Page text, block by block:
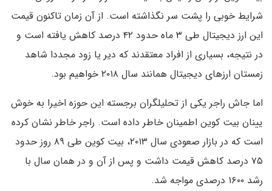
شرایط خوبی را پشت سر نگذاشته است. از آن زمان تاکنون قیمت
این ارز دیجیتال طی ۳ ماه حدود ۴۲ درصد کاهش یافته است و
در نتیجه، بسیاری از افراد معتقدند که دیر یا زود مجددا شاهد
زمستان ارزهای دیجیتال همانند سال ۲۰۱۸ خواهیم بود.
اما جاش راجر یکی از تحلیلگران برجسته این حوزه اخیرا به خوش
یینان بیت کوین اطمینان خاطر داده است. راجر خاطر نشان کرده
است که در بازار صعودی سال ۲۰۱۳، بیت کوین طی ۸۹ روز حدود
۷۵ درصد کاهش قیمت داشت و پس از آن و در همان سال با
رشد ۱۶۰۰ درصدی مواجه شد.